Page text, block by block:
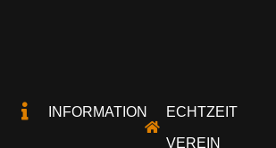
INFORMATION ECHTZEIT
VEREIN